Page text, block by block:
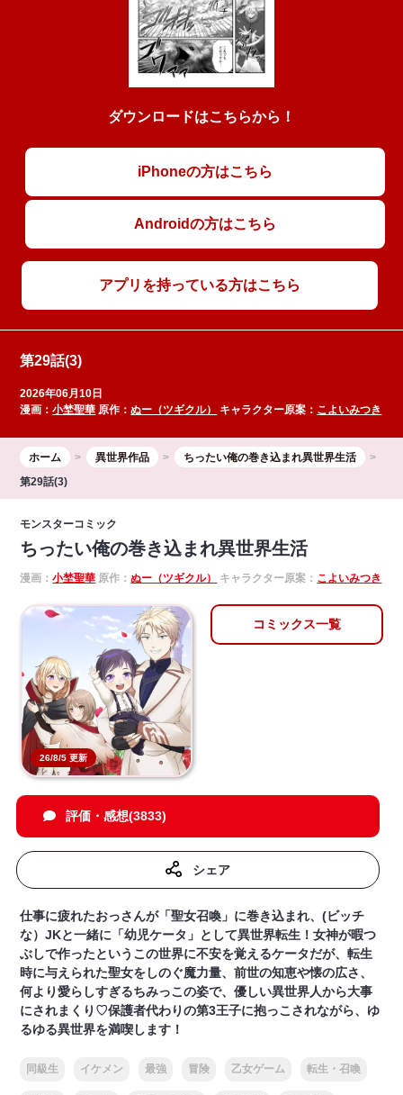
ダウンロードはこちらから！
iPhoneの方はこちら
Androidの方はこちら
アプリを持っている方はこちら
第29話(3)
2026年06月10日
漫画：小埜聖華 原作：ぬー（ツギクル） キャラクター原案： こよいみつき
ホーム 異世界作品
ちったい俺の巻き込まれ異世界生活
第29話(3)
モンスターコミック
ちったい俺の巻き込まれ異世界生活
漫画：小埜聖華 原作：ぬー（ツギクル） キャラクター原案： こよいみつき
26/8/5 更新
コミックス一覧
評価・感想(3833)
シェア
仕事に疲れたおっさんが「聖女召喚」に巻き込まれ、(ビッチ
な）JKと一緒に「幼児ケータ」として異世界転生！女神が暇つ
ぶしで作ったというこの世界に不安を覚えるケータだが、転生
時に与えられた聖女をしのぐ魔力量、前世の知恵や懐の広さ、
何より愛らしすぎるちみっこの姿で、優しい異世界人から大事
にされまくり♡保護者代わりの第3王子に抱っこされながら、ゆ
るゆる異世界を満喫します！
同級生 イケメン 最強 冒険 乙女ゲーム 転生・召喚